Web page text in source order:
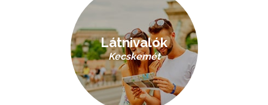
Látnivalók
Kecskemét